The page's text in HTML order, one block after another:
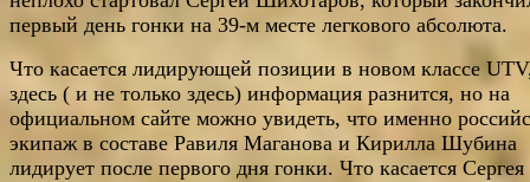
первый день гонки на 39-м месте легкового абсолюта.
Что касается лидирующей позиции в новом классе
здесь ( и не только здесь) информация разнится, но на
официальном сайте можно увидеть, что именно
экипаж в составе Равиля Маганова и Кирилла Шубина
лидирует после первого дня гонки. Что касается Сергея